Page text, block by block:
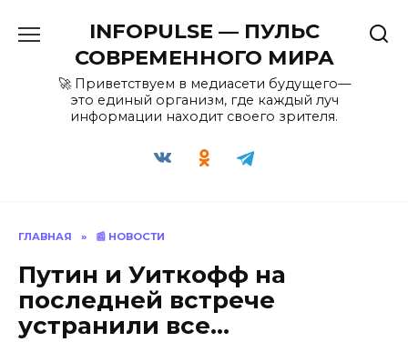
содержанию
INFOPULSE — ПУЛЬС
СОВРЕМЕННОГО МИРА
🚀 Приветствуем в медиасети будущего—
это единый организм, где каждый луч
информации находит своего зрителя.
ГЛАВНАЯ » 📰 НОВОСТИ
Путин и Уиткофф на
последней встрече
устранили все…